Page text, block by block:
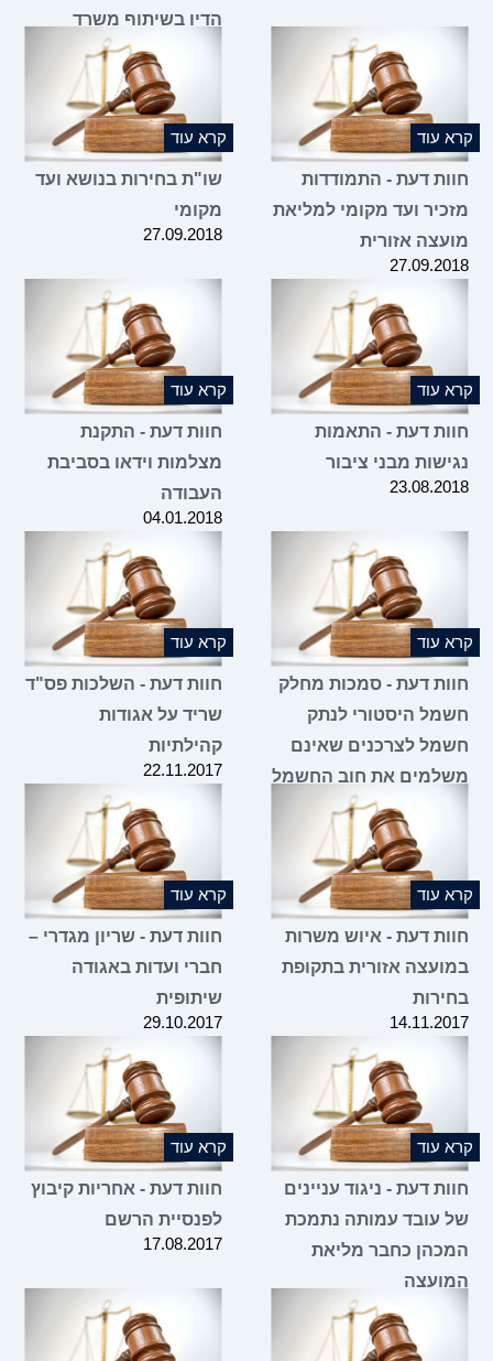
הדין בשיתוף משרד
הכלכלה והתעשייה
18.01.2024
קרא עוד
חוות דעת - התמודדות
מזכיר ועד מקומי למליאת
מועצה אזורית
27.09.2018
קרא עוד
שו"ת בחירות בנושא ועד
מקומי
27.09.2018
קרא עוד
חוות דעת - התאמות
נגישות מבני ציבור
23.08.2018
קרא עוד
חוות דעת - התקנת
מצלמות וידאו בסביבת
העבודה
04.01.2018
קרא עוד
חוות דעת - סמכות מחלק
חשמל היסטורי לנתק
חשמל לצרכנים שאינם
משלמים את חוב החשמל
14.12.2017
קרא עוד
חוות דעת - השלכות פס"ד
שריד על אגודות
קהילתיות
22.11.2017
קרא עוד
חוות דעת - איוש משרות
במועצה אזורית בתקופת
בחירות
14.11.2017
קרא עוד
חוות דעת - שריון מגדרי –
חברי ועדות באגודה
שיתופית
29.10.2017
קרא עוד
חוות דעת - ניגוד עניינים
של עובד עמותה נתמכת
המכהן כחבר מליאת
המועצה
קרא עוד
חוות דעת - אחריות קיבוץ
לפנסיית הרשם
17.08.2017